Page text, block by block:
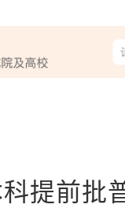
提前批